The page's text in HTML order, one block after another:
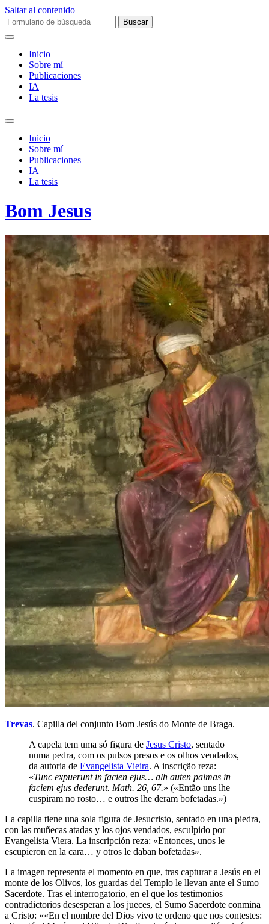
Saltar al contenido
Buscar:
Inicio
Sobre mí­
Publicaciones
IA
La tesis
Alternar
campo
búsqueda
Inicio
Sobre mí­
Publicaciones
IA
La tesis
Bom Jesus
Trevas. Capilla del conjunto Bom Jesús do Monte de Braga.
A capela tem uma só figura de Jesus Cristo, sentado
numa pedra, com os pulsos presos e os olhos vendados,
da autoria de Evangelista Vieira. A inscrição reza:
«Tunc expuerunt in facien ejus… alh auten palmas in
faciem ejus dederunt. Math. 26, 67.» («Então uns lhe
cuspiram no rosto… e outros lhe deram bofetadas.»)
La capilla tiene una sola figura de Jesucristo, sentado en una piedra,
con las muñecas atadas y los ojos vendados, esculpido por
Evangelista Viera. La inscripción reza: «Entonces, unos le
escupieron en la cara… y otros le daban bofetadas».
La imagen representa el momento en que, tras capturar a Jesús en el
monte de los Olivos, los guardas del Templo le llevan ante el Sumo
Sacerdote. Tras el interrogatorio, en el que los testimonios
contradictorios desesperan a los jueces, el Sumo Sacerdote conmina
a Cristo: ««En el nombre del Dios vivo te ordeno que nos contestes: